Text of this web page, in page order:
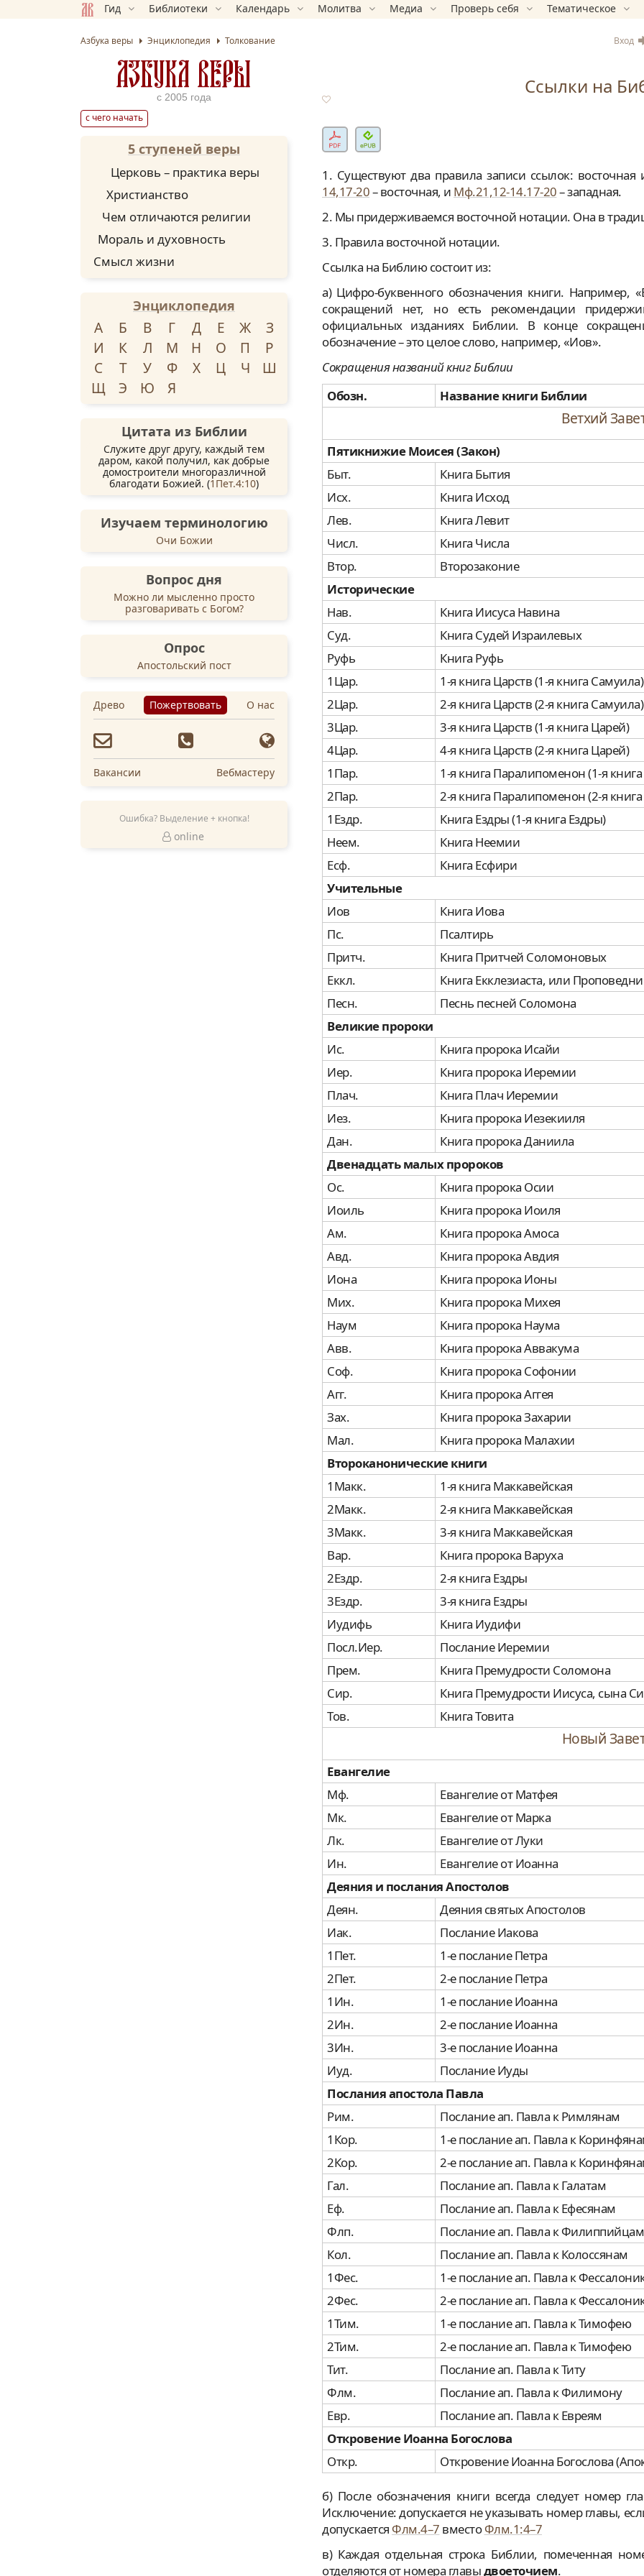
Гид Библиотеки Календарь Молитва Медиа Проверь себя Тематическое
Азбука веры Энциклопедия Толкование Вход
Ссылки на
1. Существуют два правила записи ссылок:
14,17-20– восточная, и Мф.21,12-14.17-20– западная.
2. Мы придерживаемся восточной нотации. Она в
3. Правила восточной нотации.
Ссылка на Библию состоит из:
а) Цифро-буквенного обозначения книги. Например,
сокращений нет, но есть рекомендации
официальных изданиях Библии. В конце
обозначение – это целое слово, например, «Иов».
Сокращения названий книг Библии
Обозн.
Название книги Библии
Ветхий
Пятикнижие Моисея (Закон)
Быт.
Книга Бытия
Исх.
Книга Исход
Лев.
Книга Левит
Числ.
Книга Числа
Втор.
Второзаконие
Исторические
Нав.
Книга Иисуса Навина
Суд.
Книга Судей Израилевых
Руфь
Книга Руфь
1Цар.
1-я книга Царств (1-я книга Самуила)
2Цар.
2-я книга Царств (2-я книга Самуила)
3Цар.
3-я книга Царств (1-я книга Царей)
4Цар.
4-я книга Царств (2-я книга Царей)
1Пар.
1-я книга Паралипоменон (1-я
2Пар.
2-я книга Паралипоменон (2-я
1Ездр.
Книга Ездры (1-я книга Ездры)
Неем.
Книга Неемии
Есф.
Книга Есфири
Учительные
Иов
Книга Иова
Пс.
Псалтирь
Притч.
Книга Притчей Соломоновых
Еккл.
Книга Екклезиаста, или
Песн.
Песнь песней Соломона
Великие пророки
Ис.
Книга пророка Исайи
Иер.
Книга пророка Иеремии
Плач.
Книга Плач Иеремии
Иез.
Книга пророка Иезекииля
Дан.
Книга пророка Даниила
Двенадцать малых пророков
Ос.
Книга пророка Осии
Иоиль
Книга пророка Иоиля
Ам.
Книга пророка Амоса
Авд.
Книга пророка Авдия
Иона
Книга пророка Ионы
Мих.
Книга пророка Михея
Наум
Книга пророка Наума
Авв.
Книга пророка Аввакума
Соф.
Книга пророка Софонии
Агг.
Книга пророка Аггея
Зах.
Книга пророка Захарии
Мал.
Книга пророка Малахии
Второканонические книги
1Макк.
1-я книга Маккавейская
2Макк.
2-я книга Маккавейская
3Макк.
3-я книга Маккавейская
Вар.
Книга пророка Варуха
2Ездр.
2-я книга Ездры
3Ездр.
3-я книга Ездры
Иудифь
Книга Иудифи
Посл.Иер.
Послание Иеремии
Прем.
Книга Премудрости Соломона
Сир.
Книга Премудрости Иисуса, сына
Тов.
Книга Товита
Новый
Евангелие
Мф.
Евангелие от Матфея
Мк.
Евангелие от Марка
Лк.
Евангелие от Луки
Ин.
Евангелие от Иоанна
Деяния и послания Апостолов
Деян.
Деяния святых Апостолов
Иак.
Послание Иакова
1Пет.
1-е послание Петра
2Пет.
2-е послание Петра
1Ин.
1-е послание Иоанна
2Ин.
2-е послание Иоанна
3Ин.
3-е послание Иоанна
Иуд.
Послание Иуды
Послания апостола Павла
Рим.
Послание ап. Павла к Римлянам
1Кор.
1-е послание ап. Павла к
2Кор.
2-е послание ап. Павла к
Гал.
Послание ап. Павла к Галатам
Еф.
Послание ап. Павла к Ефесянам
Флп.
Послание ап. Павла к Филиппийцам
Кол.
Послание ап. Павла к Колоссянам
1Фес.
1-е послание ап. Павла к
2Фес.
2-е послание ап. Павла к
1Тим.
1-е послание ап. Павла к Тимофею
2Тим.
2-е послание ап. Павла к Тимофею
Тит.
Послание ап. Павла к Титу
Флм.
Послание ап. Павла к Филимону
Евр.
Послание ап. Павла к Евреям
Откровение Иоанна Богослова
Откр.
Откровение Иоанна Богослова
б) После обозначения книги всегда следует номер
Исключение: допускается не указывать номер главы,
допускается Флм.4–7 вместоФлм.1:4–7
в) Каждая отдельная строка Библии, помеченная
отделяются от номера главыдвоеточием.
АЗБУКА ВЕРЫ
с 2005 года
с чего начать
5 ступеней веры
Церковь – практика веры
Христианство
Чем отличаются религии
Мораль и духовность
Смысл жизни
Энциклопедия
А Б В Г Д Е Ж
З
И
К Л М Н О П
Р
С
Т У Ф Х Ч
Э Ю Я
Цитата из Библии
Служите друг другу, каждый тем
даром, какой получил, как добрые
домостроители многоразличной
благодати Божией. (1Пет.4:10)
Изучаем терминологию
Очи Божии
Вопрос дня
Можно ли мысленно просто
разговаривать с Богом?
Опрос
Апостольский пост
Древо Пожертвовать О нас
Вакансии Вебмастеру
Ошибка? Выделение + кнопка!
online